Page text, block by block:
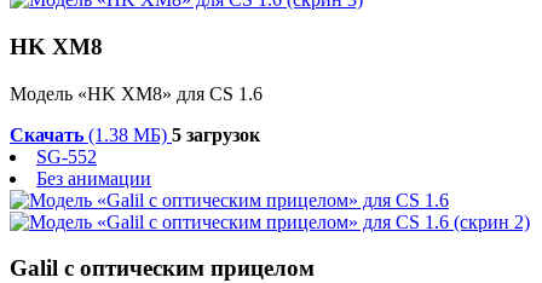
HK XM8
Модель «HK XM8» для CS 1.6
Скачать (1.38 МБ) 5 загрузок
SG-552
Без анимации
Galil с оптическим прицелом